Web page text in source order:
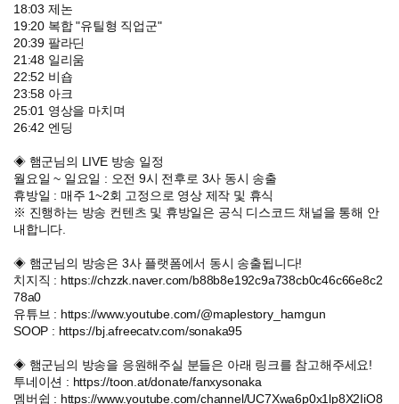
18:03 제논
19:20 복합 "유틸형 직업군"
20:39 팔라딘
21:48 일리움
22:52 비숍
23:58 아크
25:01 영상을 마치며
26:42 엔딩
◈ 햄군님의 LIVE 방송 일정
월요일 ~ 일요일 : 오전 9시 전후로 3사 동시 송출
휴방일 : 매주 1~2회 고정으로 영상 제작 및 휴식
※ 진행하는 방송 컨텐츠 및 휴방일은 공식 디스코드 채널을 통해 안
내합니다.
◈ 햄군님의 방송은 3사 플랫폼에서 동시 송출됩니다!
치지직 : https://chzzk.naver.com/b88b8e192c9a738cb0c46c66e8c2
78a0
유튜브 : https://www.youtube.com/@maplestory_hamgun
SOOP : https://bj.afreecatv.com/sonaka95
◈ 햄군님의 방송을 응원해주실 분들은 아래 링크를 참고해주세요!
투네이션 : https://toon.at/donate/fanxysonaka
멤버쉽 : https://www.youtube.com/channel/UC7Xwa6p0x1lp8X2IiO8